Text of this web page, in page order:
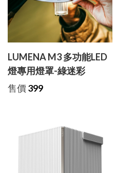
LUMENA M3 多功能LED
燈專用燈罩-綠迷彩
售價 399